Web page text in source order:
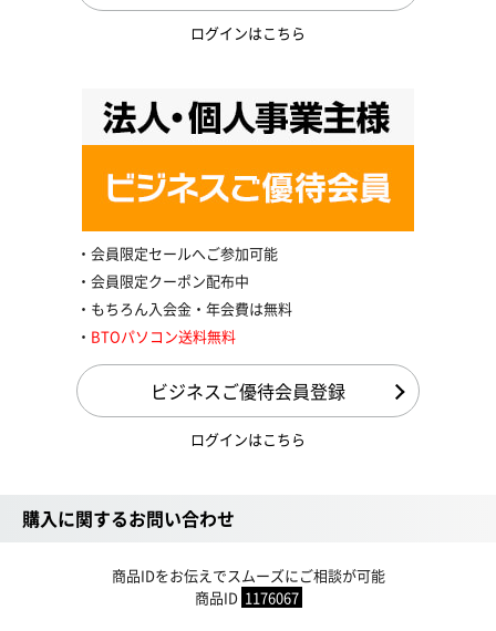
ログインはこちら
会員限定セールへご参加可能
会員限定クーポン配布中
もちろん入会金・年会費は無料
BTOパソコン送料無料
ビジネスご優待会員登録
ログインはこちら
購入に関するお問い合わせ
商品IDをお伝えでスムーズにご相談が可能
商品ID 1176067